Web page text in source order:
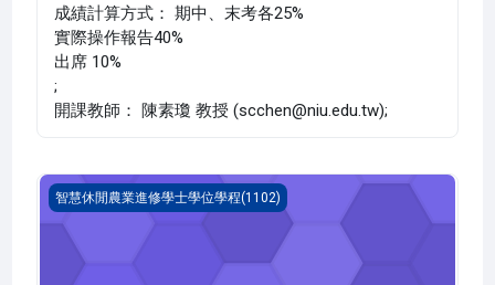
成績計算方式： 期中、末考各25%
實際操作報告40%
出席 10%
;
開課教師： 陳素瓊 教授 (scchen@niu.edu.tw);
電子商務(1102_C1IL030014A)
智慧休閒農業進修學士學位學程(1102)